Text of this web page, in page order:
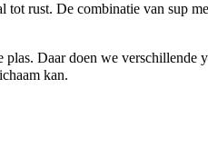
rust. De combinatie van sup
plas. Daar doen we
kan.